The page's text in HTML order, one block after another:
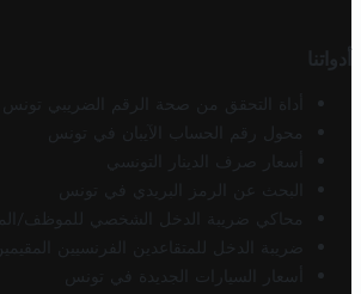
أدواتنا
أداة التحقق من صحة الرقم الضريبي تونس
محول رقم الحساب الآيبان في تونس
أسعار صرف الدينار التونسي
البحث عن الرمز البريدي في تونس
محاكي ضريبة الدخل الشخصي للموظف/
ضريبة الدخل للمتقاعدين الفرنسيين
أسعار السيارات الجديدة في تونس